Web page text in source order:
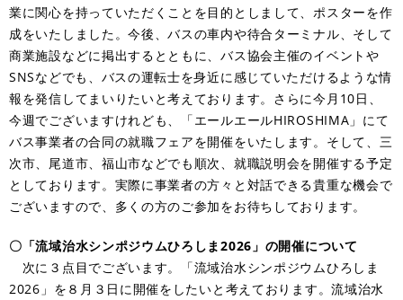
業に関心を持っていただくことを目的としまして、ポスターを作
成をいたしました。今後、バスの車内や待合ターミナル、そして
商業施設などに掲出するとともに、バス協会主催のイベントや
SNSなどでも、バスの運転士を身近に感じていただけるような情
報を発信してまいりたいと考えております。さらに今月10日、
今週でございますけれども、「エールエールHIROSHIMA」にて
バス事業者の合同の就職フェアを開催をいたします。そして、三
次市、尾道市、福山市などでも順次、就職説明会を開催する予定
としております。実際に事業者の方々と対話できる貴重な機会で
ございますので、多くの方のご参加をお待ちしております。
〇「流域治水シンポジウムひろしま2026」の開催について
次に３点目でございます。「流域治水シンポジウムひろしま
2026」を８月３日に開催をしたいと考えております。流域治水